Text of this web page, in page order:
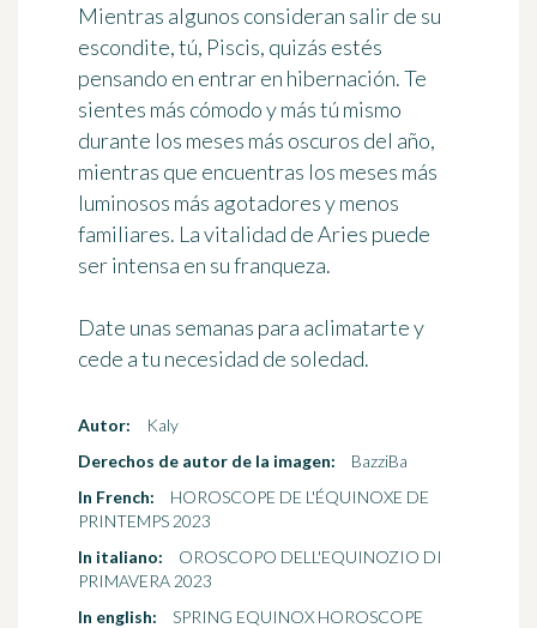
Mientras algunos consideran salir de su
escondite, tú, Piscis, quizás estés
pensando en entrar en hibernación. Te
sientes más cómodo y más tú mismo
durante los meses más oscuros del año,
mientras que encuentras los meses más
luminosos más agotadores y menos
familiares. La vitalidad de Aries puede
ser intensa en su franqueza.
Date unas semanas para aclimatarte y
cede a tu necesidad de soledad.
Autor:
Kaly
Derechos de autor de la imagen:
BazziBa
In French:
HOROSCOPE DE L'ÉQUINOXE DE
PRINTEMPS 2023
In italiano:
OROSCOPO DELL'EQUINOZIO DI
PRIMAVERA 2023
In english:
SPRING EQUINOX HOROSCOPE